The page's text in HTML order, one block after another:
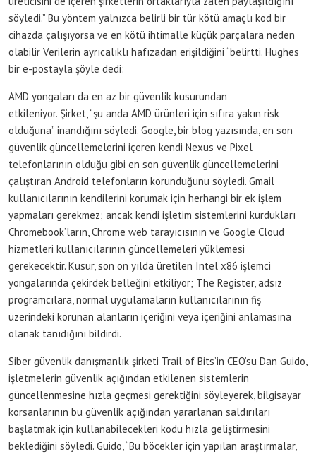
söyledi.” Bu yöntem yalnızca belirli bir tür kötü amaçlı kod bir
cihazda çalışıyorsa ve en kötü ihtimalle küçük parçalara neden
olabilir Verilerin ayrıcalıklı hafızadan erişildiğini “belirtti. Hughes
bir e-postayla şöyle dedi:
AMD yongaları da en az bir güvenlik kusurundan
etkileniyor. Şirket, “şu anda AMD ürünleri için sıfıra yakın risk
olduğuna” inandığını söyledi. Google, bir blog yazısında, en son
güvenlik güncellemelerini içeren kendi Nexus ve Pixel
telefonlarının olduğu gibi en son güvenlik güncellemelerini
çalıştıran Android telefonların korunduğunu söyledi. Gmail
kullanıcılarının kendilerini korumak için herhangi bir ek işlem
yapmaları gerekmez; ancak kendi işletim sistemlerini kurdukları
Chromebook’ların, Chrome web tarayıcısının ve Google Cloud
hizmetleri kullanıcılarının güncellemeleri yüklemesi
gerekecektir. Kusur, son on yılda üretilen Intel x86 işlemci
yongalarında çekirdek belleğini etkiliyor; The Register, adsız
programcılara, normal uygulamaların kullanıcılarının fiş
üzerindeki korunan alanların içeriğini veya içeriğini anlamasına
olanak tanıdığını bildirdi.
Siber güvenlik danışmanlık şirketi Trail of Bits’in CEO’su Dan Guido,
işletmelerin güvenlik açığından etkilenen sistemlerin
güncellenmesine hızla geçmesi gerektiğini söyleyerek, bilgisayar
korsanlarının bu güvenlik açığından yararlanan saldırıları
başlatmak için kullanabilecekleri kodu hızla geliştirmesini
beklediğini söyledi. Guido, “Bu böcekler için yapılan araştırmalar,